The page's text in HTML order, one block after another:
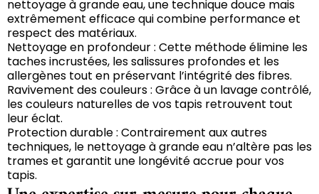
nettoyage à grande eau, une technique douce mais
extrêmement efficace qui combine performance et
respect des matériaux.
Nettoyage en profondeur : Cette méthode élimine les
taches incrustées, les salissures profondes et les
allergènes tout en préservant l’intégrité des fibres.
Ravivement des couleurs : Grâce à un lavage contrôlé,
les couleurs naturelles de vos tapis retrouvent tout
leur éclat.
Protection durable : Contrairement aux autres
techniques, le nettoyage à grande eau n’altère pas les
trames et garantit une longévité accrue pour vos
tapis.